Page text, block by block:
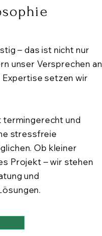
– das ist nicht nur
unser Versprechen an
setzen wir
termingerecht und
stressfreie
Ob kleiner
Projekt – wir stehen
und